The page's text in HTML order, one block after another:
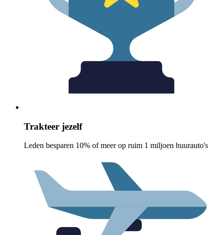
Trakteer jezelf
Leden besparen 10% of meer op ruim 1 miljoen huurauto's